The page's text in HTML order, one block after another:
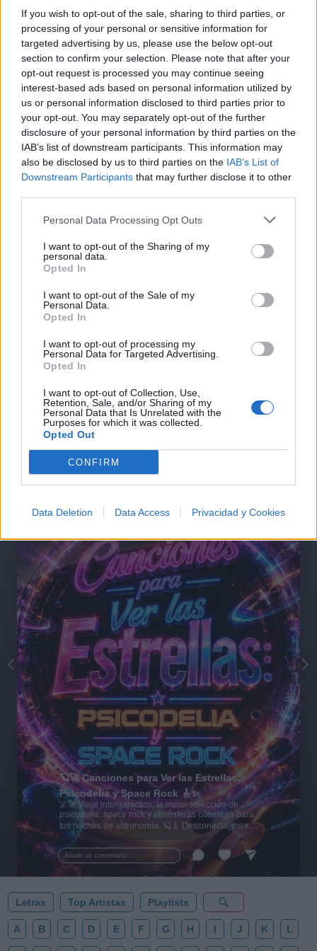
If you wish to opt-out of the sale, sharing to third parties, or
processing of your personal or sensitive information for
targeted advertising by us, please use the below opt-out
section to confirm your selection. Please note that after your
opt-out request is processed you may continue seeing
interest-based ads based on personal information utilized by
us or personal information disclosed to third parties prior to
your opt-out. You may separately opt-out of the further
disclosure of your personal information by third parties on the
IAB’s list of downstream participants. This information may
also be disclosed by us to third parties on the IAB’s List of
Downstream Participants that may further disclose it to other
Personal Data Processing Opt Outs
I want to opt-out of the Sharing of my
personal data.
Opted In
I want to opt-out of the Sale of my
Personal Data.
Opted In
I want to opt-out of processing my
Personal Data for Targeted Advertising.
Opted In
I want to opt-out of Collection, Use,
Retention, Sale, and/or Sharing of my
Personal Data that Is Unrelated with the
Purposes for which it was collected.
Opted Out
CONFIRM
Data Deletion Data Access Privacidad y Cookies
113 1
Ranking de Natalie Perez TOP Música
Comenta o pregunta lo que desees sobre Natalie
Perez o 'Yo Te Esperaré'
Comentarios (1)
Ver perfil
Ver perfil
Añadir un comentario ...
🪐🚀 Canciones para Ver las Estrellas:
Psicodelia y Space Rock 🎸✨
🌌🚀 Viaje intergaláctico: la mejor selección de
psicodelia, space rock y atmósferas cósmicas para
tus noches de astronomía. 🪐🎸 Desconecta, mira
al firmamento y siente la gravedad cero. 💾 ¡Guarda
esta colección para tu próxima noche estrellada!
✨⭐
Letras Top Artistas Playlists
A B C D E F G H I J K L